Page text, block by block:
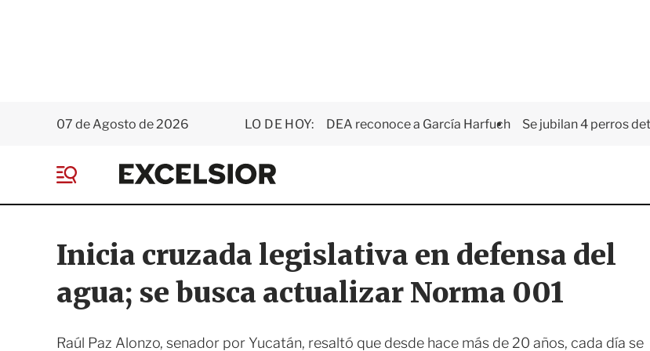
07 de Agosto de 2026 LO DE HOY: DEA reconoce a García Harfuch Se jubilan 4 perros
E
x
e
i
o
e
Inicia cruzada legislativa en defensa del
agua; se busca actualizar Norma 001
Raúl Paz Alonzo, senador por Yucatán, resaltó que desde hace más de 20 años, cada día se